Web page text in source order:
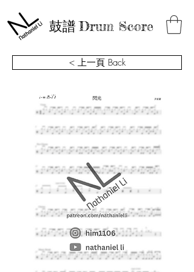
鼓譜Drum Score
< 上一頁 Back